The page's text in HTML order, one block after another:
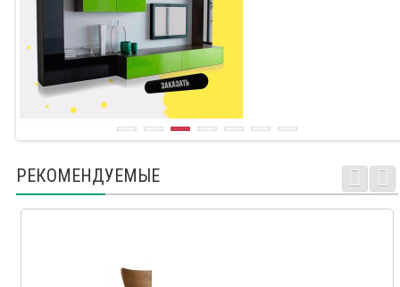
РЕКОМЕНДУЕМЫЕ